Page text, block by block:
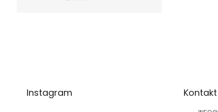
Instagram Kontakt